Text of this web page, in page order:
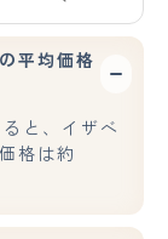
平均価格
と、イザベ
格は約